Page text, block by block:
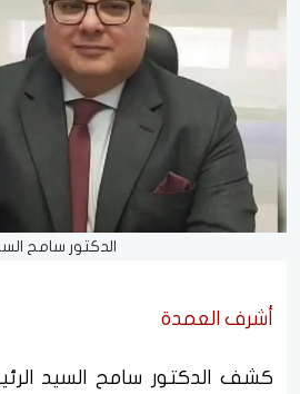
الدكتور سامح
أشرف العمدة
كشف الدكتور سامح السيد